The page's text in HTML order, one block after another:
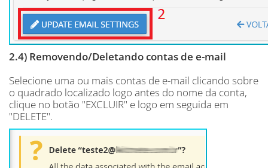
2.4) Removendo/Deletando contas de e-mail
Selecione uma ou mais contas de e-mail clicando sobre
o quadrado localizado logo antes do nome da conta,
clique no botão "EXCLUIR" e logo em seguida em
"DELETE".